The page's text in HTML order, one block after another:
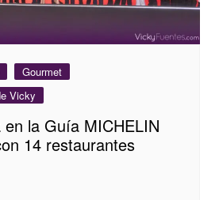
Gourmet
Vicky
en la Guía MICHELIN
14 restaurantes